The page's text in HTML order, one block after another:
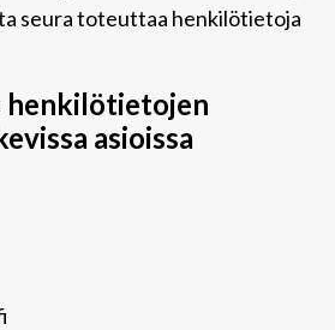
seura toteuttaa henkilötietoja
henkilötietojen
asioissa